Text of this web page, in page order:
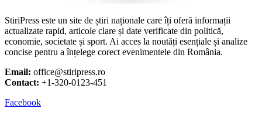
StiriPress este un site de știri naționale care îți oferă informații
actualizate rapid, articole clare și date verificate din politică,
economie, societate și sport. Ai acces la noutăți esențiale și analize
concise pentru a înțelege corect evenimentele din România.
Email: office@stiripress.ro
Contact: +1-320-0123-451
Facebook